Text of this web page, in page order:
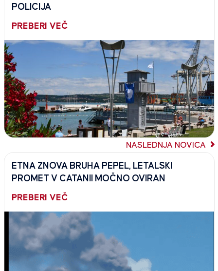
POLICIJA
PREBERI VEČ
NASLEDNJA NOVICA
ETNA ZNOVA BRUHA PEPEL, LETALSKI
PROMET V CATANII MOČNO OVIRAN
PREBERI VEČ